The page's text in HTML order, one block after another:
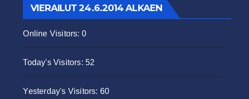
VIERAILUT 24.6.2014 ALKAEN
Online Visitors: 0
Today's Visitors: 52
Yesterday's Visitors: 60